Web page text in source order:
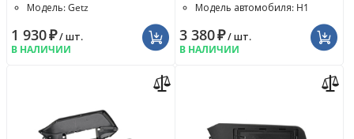
Модель: Getz
1 930₽/ шт.
В НАЛИЧИИ
Модель автомобиля: H1
3 380₽/ шт.
В НАЛИЧИИ